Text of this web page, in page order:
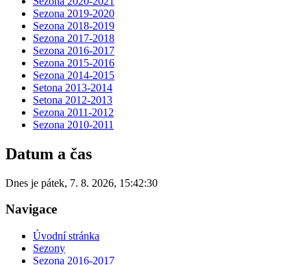
Sezona 2019-2020
Sezona 2018-2019
Sezona 2017-2018
Sezona 2016-2017
Sezona 2015-2016
Sezona 2014-2015
Setona 2013-2014
Setona 2012-2013
Sezona 2011-2012
Sezona 2010-2011
Datum a čas
Dnes je pátek, 7. 8. 2026, 15:42:30
Navigace
Úvodní stránka
Sezony
Sezona 2016-2017